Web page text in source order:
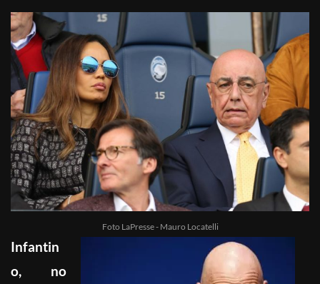
Foto LaPresse - Mauro Locatelli
Infantin
o, no